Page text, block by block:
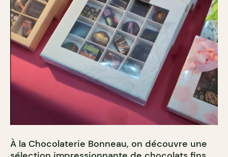
À la Chocolaterie Bonneau, on découvre une